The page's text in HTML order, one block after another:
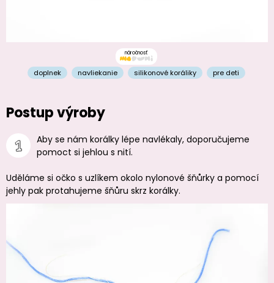
náročnosť
doplnek navliekanie silikonové koráliky pre deti
Postup výroby
Aby se nám korálky lépe navlékaly, doporučujeme
pomoct si jehlou s nití.
Uděláme si očko s uzlíkem okolo nylonové šňůrky a pomocí
jehly pak protahujeme šňůru skrz korálky.